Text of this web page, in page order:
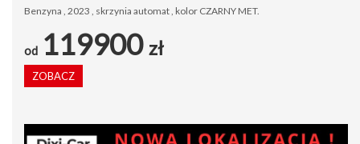
Benzyna , 2023 , skrzynia automat , kolor CZARNY MET.
od 119900 zł
ZOBACZ